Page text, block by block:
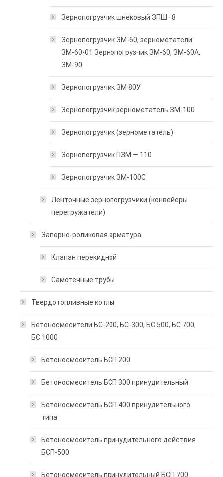
Зернопогрузчик шнековый ЗПШ–8
Зернопогрузчик ЗМ-60, зернометатели
ЗМ-60-01 Зернопогрузчик ЗМ-60, ЗМ-60А,
ЗМ-90
Зернопогрузчик ЗМ 80У
Зернопогрузчик зернометатель ЗМ-100
Зернопогрузчик (зернометатель)
Зернопогрузчик ПЗМ — 110
Зернопогрузчик ЗМ-100С
Ленточные зернопогрузчики (конвейеры
перегружатели)
Запорно-роликовая арматура
Клапан перекидной
Самотечные трубы
Твердотопливные котлы
Бетоносмесители БС-200, БС-300, БС 500, БС 700,
БС 1000
Бетоносмеситель БСП 200
Бетоносмеситель БСП 300 принудительный
Бетоносмеситель БСП 400 принудительного
типа
Бетоносмеситель принудительного действия
БСП-500
Бетоносмеситель принудительный БСП 700